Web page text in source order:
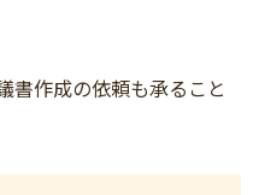
書作成の依頼も承ること